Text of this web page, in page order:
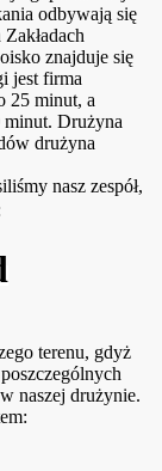
odbywają się
znajduje się
jest firma
25 minut, a
minut. Drużyna
drużyna
nasz zespół,
terenu, gdyż
naszej drużynie.